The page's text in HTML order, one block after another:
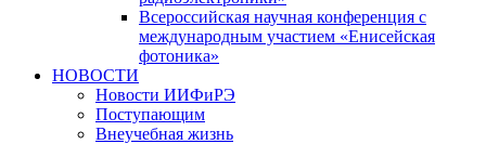
Всероссийская научная конференция с
международным участием «Енисейская
фотоника»
НОВОСТИ
Новости ИИФиРЭ
Поступающим
Внеучебная жизнь